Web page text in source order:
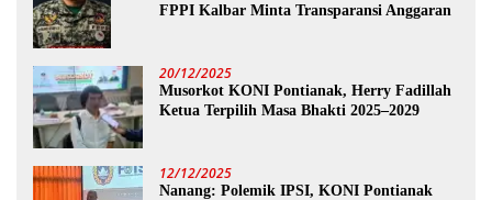
FPPI Kalbar Minta Transparansi Anggaran
20/12/2025
Musorkot KONI Pontianak, Herry Fadillah
Ketua Terpilih Masa Bhakti 2025–2029
12/12/2025
Nanang: Polemik IPSI, KONI Pontianak